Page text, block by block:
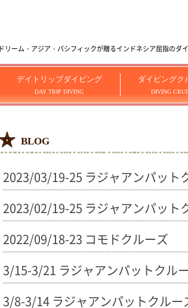
ドリーム・アジア・パシフィックが贈るインドネシア屈指のダ
デイトリップダイビング
DAY TRIP DIVING
ダイビングク
DIVING
BLOG
2023/03/19-25 ラジャアンパット
2023/02/19-25 ラジャアンパット
2022/09/18-23 コモドクルーズ
3/15-3/21 ラジャアンパットクル
3/8-3/14 ラジャアンパットクルー